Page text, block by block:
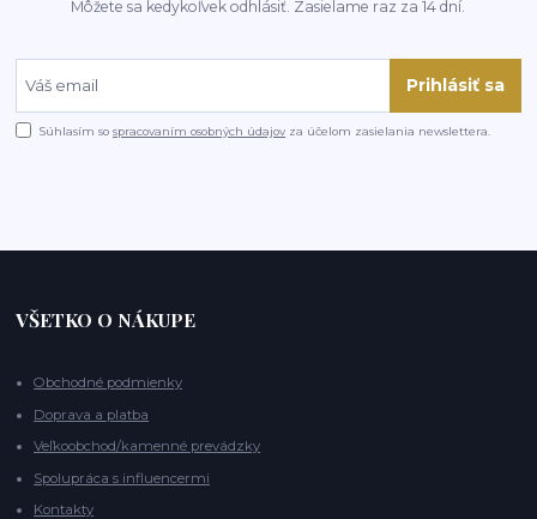
Môžete sa kedykoľvek odhlásiť. Zasielame raz za 14 dní.
Prihlásiť sa
Súhlasím sospracovaním osobných údajov za účelom zasielania newslettera.
VŠETKO O NÁKUPE
Obchodné podmienky
Doprava a platba
Veľkoobchod/kamenné prevádzky
Spolupráca s influencermi
Kontakty